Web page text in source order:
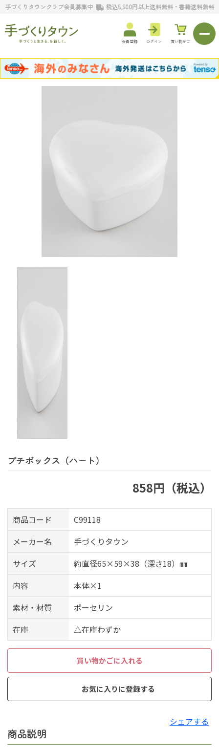
手づくりタウンクラブ会員募集中 税込5,500円以上送料無料・書籍送料無料
会員登録 ログイン 買い物かご
プチボックス（ハート）
858円（税込）
商品コード
C99118
メーカー名
手づくりタウン
サイズ
約直径65×59×38（深さ18）㎜
内容
本体×1
素材・材質
ポーセリン
在庫
△在庫わずか
買い物かごに入れる
お気に入りに登録する
シェアする
商品説明